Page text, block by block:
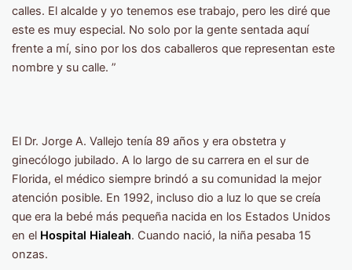
calles. El alcalde y yo tenemos ese trabajo, pero les diré que
este es muy especial. No solo por la gente sentada aquí
frente a mí, sino por los dos caballeros que representan este
nombre y su calle. ”
El Dr. Jorge A. Vallejo tenía 89 años y era obstetra y
ginecólogo jubilado. A lo largo de su carrera en el sur de
Florida, el médico siempre brindó a su comunidad la mejor
atención posible. En 1992, incluso dio a luz lo que se creía
que era la bebé más pequeña nacida en los Estados Unidos
en el Hospital Hialeah. Cuando nació, la niña pesaba 15
onzas.